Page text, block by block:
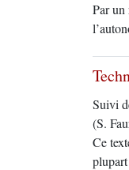
Par un
Suivi
(S.
Ce